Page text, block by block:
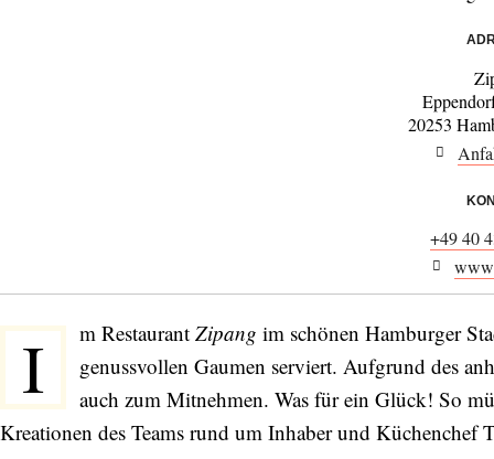
20253
+49 40
I m Restaurant Zipang im schönen Hamburger
genussvollen Gaumen serviert. Aufgrund des
auch zum Mitnehmen. Was für ein Glück! So
Kreationen des Teams rund um Inhaber und Küchenchef